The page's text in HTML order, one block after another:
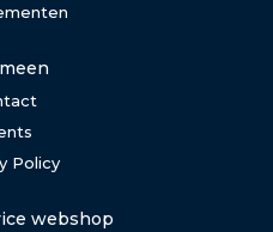
Policy
webshop